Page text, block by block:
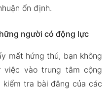
ổn định.
người có động lực
mất hứng thú, bạn không
vào trung tâm cộng
tra bài đăng của các